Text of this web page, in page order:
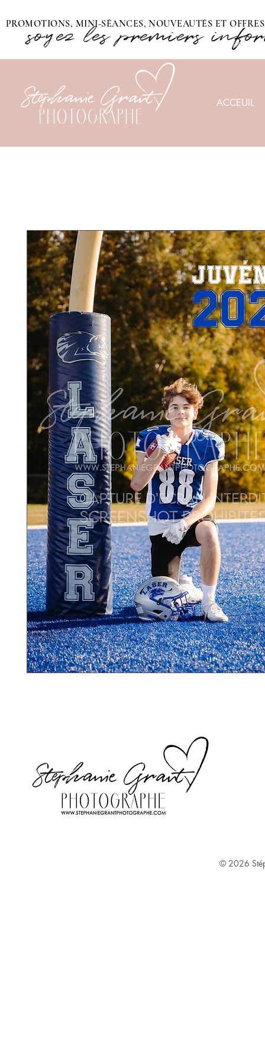
PROMOTIONS, MINI-SÉANCES, NOUVEAUTÉS ET
soyez les premiers
ACCEUIL
Stephanie Grant ^
© 2026